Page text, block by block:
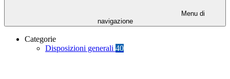
Menu di
navigazione
Categorie
Disposizioni generali 40